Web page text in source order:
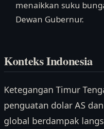
menaikkan suku
Dewan Gubernur.
Konteks Indonesia
Ketegangan Timur
penguatan dolar AS
global berdampak